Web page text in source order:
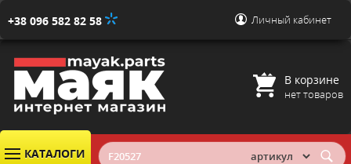
+38 096 582 82 58 Личный кабинет
В корзине
нет товаров
КАТАЛОГИ